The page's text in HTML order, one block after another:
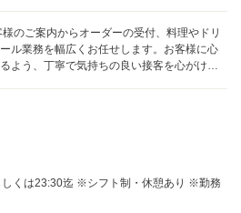
ル業務を幅広くお任せします。お客様に心
よう、丁寧で気持ちの良い接客を心がけて
くりをリードしていくポジションです。
くは23:30迄 ※シフト制・休憩あり ※勤務